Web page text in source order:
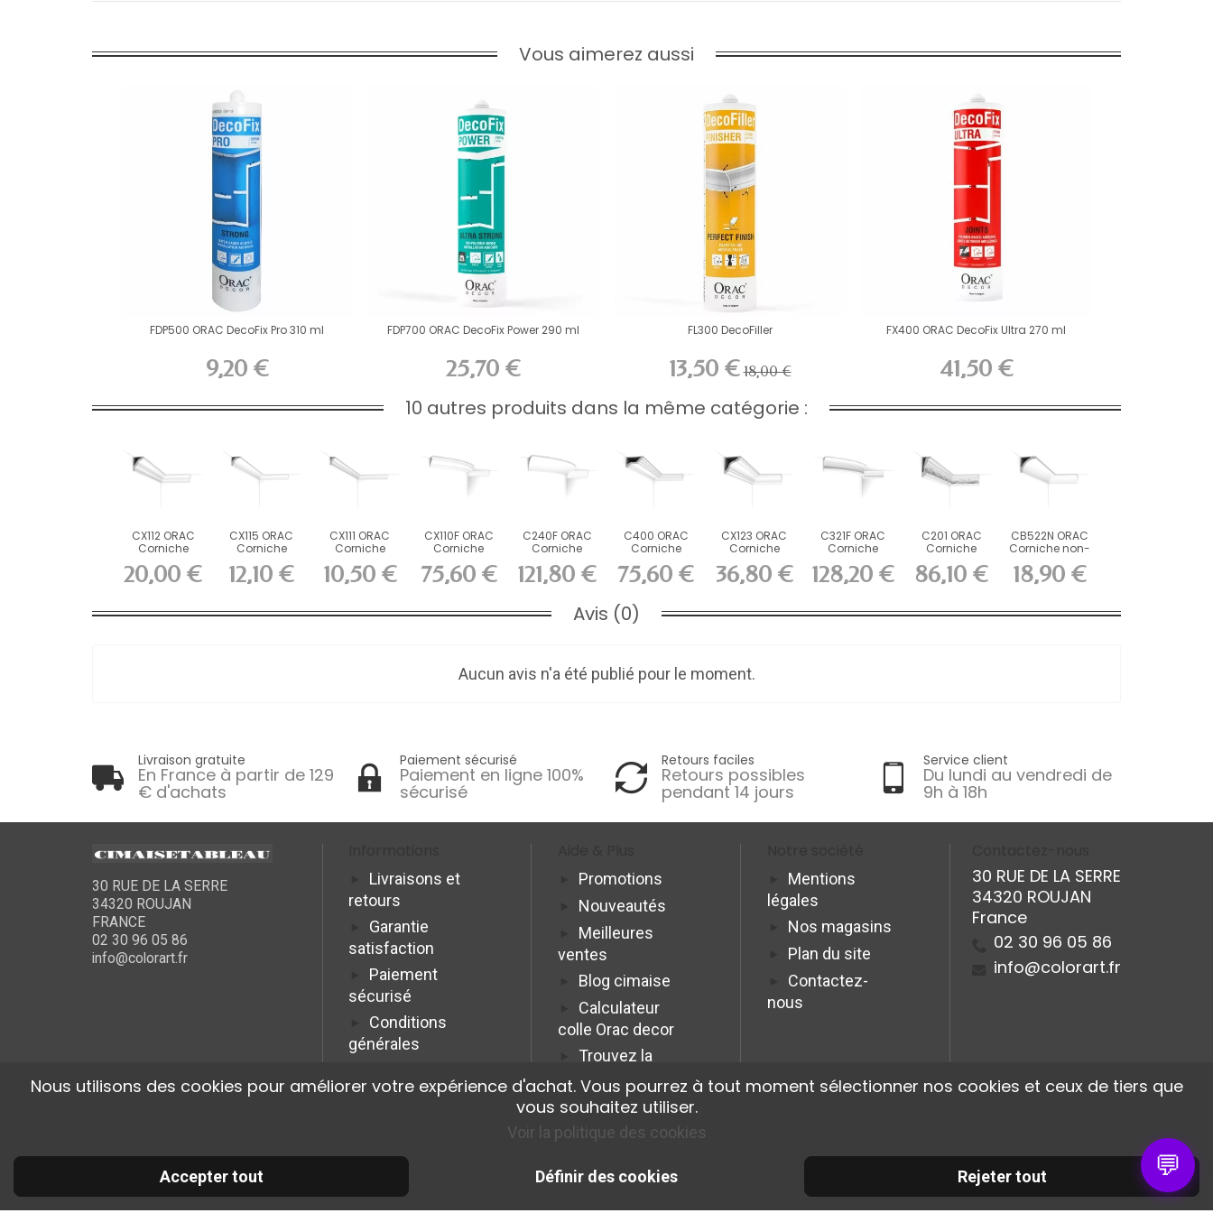
Vous aimerez aussi
FDP500 ORAC DecoFix Pro 310 ml
9,20 €
FDP700 ORAC DecoFix Power 290 ml
25,70 €
FL300 DecoFiller
13,50 € 18,00 €
FX400 ORAC DecoFix Ultra 270 ml
41,50 €
10 autres produits dans la même catégorie :
CX112 ORAC
Corniche
x H5,4 x...
20,00 €
CX115 ORAC
Corniche
x H3 x...
12,10 €
CX111 ORAC
Corniche
x H2,6 x...
10,50 €
CX110F ORAC
Corniche
Durofoam...
75,60 €
C240F ORAC
Corniche
L200 x...
121,80 €
C400 ORAC
Corniche
x H6 x...
75,60 €
CX123 ORAC
Corniche
x H8 x...
36,80 €
C321F ORAC
Corniche
L200 x...
128,20 €
C201 ORAC
Corniche
x H11,6...
86,10 €
CB522N ORAC
Corniche non-
Durofoam...
18,90 €
Avis (0)
Aucun avis n'a été publié pour le moment.
Livraison gratuite
En France à partir de 129
€ d'achats
Paiement sécurisé
Paiement en ligne 100%
sécurisé
Retours faciles
Retours possibles
pendant 14 jours
Service client
Du lundi au vendredi de
9h à 18h
30 RUE DE LA SERRE
34320 ROUJAN
FRANCE
02 30 96 05 86
info@colorart.fr
Livraisons et
retours
Garantie
satisfaction
Paiement
sécurisé
Conditions
générales
Promotions
Nouveautés
Meilleures
ventes
Blog cimaise
Calculateur
colle Orac decor
Trouvez la
cimaise idéale
Programme
Affiliation Pro
Mentions
légales
Nos magasins
Plan du site
Contactez-
nous
30 RUE DE LA SERRE
34320 ROUJAN
France
02 30 96 05 86
info@colorart.fr
💬
© 2026 Cimaise Tableau. Tous droits réservés.
Nous utilisons des cookies pour améliorer votre expérience d'achat. Vous pourrez à tout moment sélectionner nos cookies et ceux de tiers que
vous souhaitez utiliser.
Voir la politique des cookies
Accepter tout Rejeter tout
Définir des cookies